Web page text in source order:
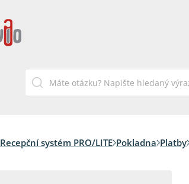
Recepční systém PRO/LITE Pokladna Platby